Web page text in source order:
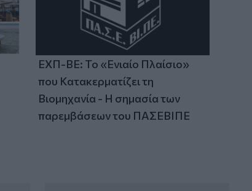
ΕΧΠ-ΒΕ: Το «Ενιαίο Πλαίσιο»
που Κατακερματίζει τη
Βιομηχανία - Η σημασία των
παρεμβάσεων του ΠΑΣΕΒΙΠΕ